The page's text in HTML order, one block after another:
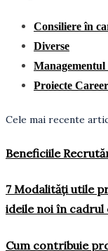
Consiliere în
Diverse
Managementul
Proiecte
Cele mai recente
Beneficiile
7 Modalități utile
ideile noi în cadrul
Cum contribuie